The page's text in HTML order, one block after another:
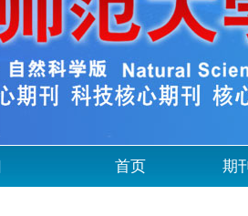
首页 期